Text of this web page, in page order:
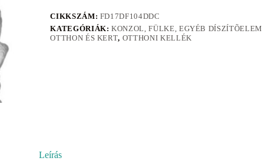
CIKKSZÁM: FD17DF104DDC
KATEGÓRIÁK:KONZOL, FÜLKE, EGYÉB DÍSZÍTÕELEM
OTTHON ÉS KERT, OTTHONI KELLÉK
Leírás